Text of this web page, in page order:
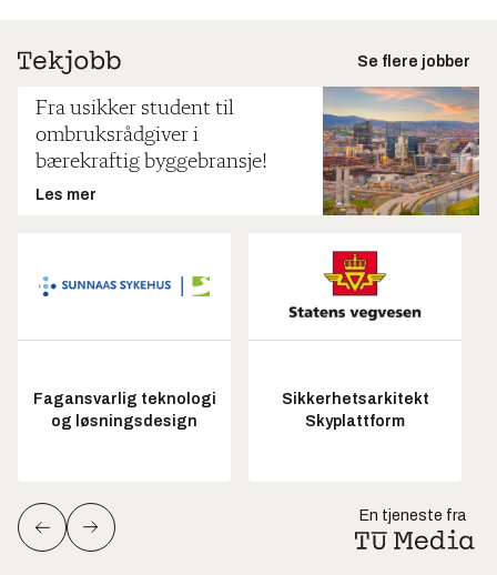
Se flere jobber
Fra usikker student til
ombruksrådgiver i
bærekraftig byggebransje!
Les mer
Fagansvarlig teknologi
og løsningsdesign
Sikkerhetsarkitekt
Skyplattform
En tjeneste fra